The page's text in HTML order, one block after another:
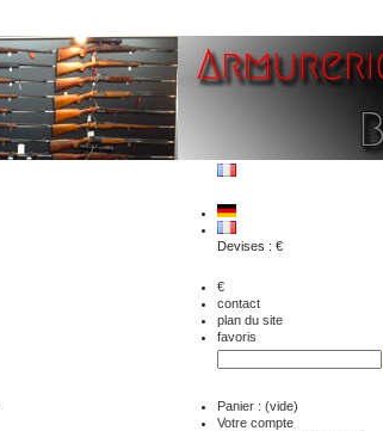
Devises : €
€
contact
plan du site
favoris
Panier : (vide)
Votre compte